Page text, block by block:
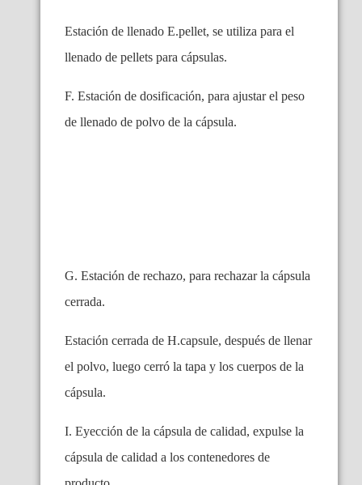
Estación de llenado E.pellet, se utiliza para el
llenado de pellets para cápsulas.
F. Estación de dosificación, para ajustar el peso
de llenado de polvo de la cápsula.
G. Estación de rechazo, para rechazar la cápsula
cerrada.
Estación cerrada de H.capsule, después de llenar
el polvo, luego cerró la tapa y los cuerpos de la
cápsula.
I. Eyección de la cápsula de calidad, expulse la
cápsula de calidad a los contenedores de